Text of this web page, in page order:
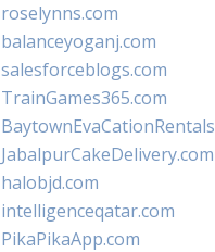
roselynns.com
balanceyoganj.com
salesforceblogs.com
TrainGames365.com
JabalpurCakeDelivery.com
halobjd.com
intelligenceqatar.com
PikaPikaApp.com